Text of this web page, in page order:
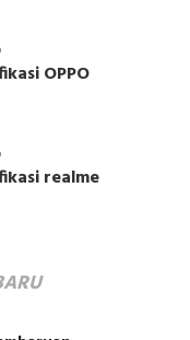
OPPO
realme